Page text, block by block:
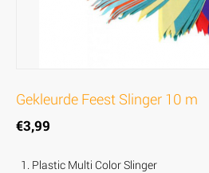
Gekleurde Feest Slinger 10 m
€3,99
Plastic Multi Color Slinger